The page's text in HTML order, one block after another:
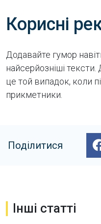
Корисні
Додавайте гумор
найсерйозніші
це той випадок, коли
прикметники.
Поділитися
Інші статті